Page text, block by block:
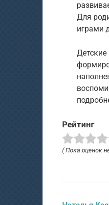
Для
играми
Рейтинг
( Пока оценок